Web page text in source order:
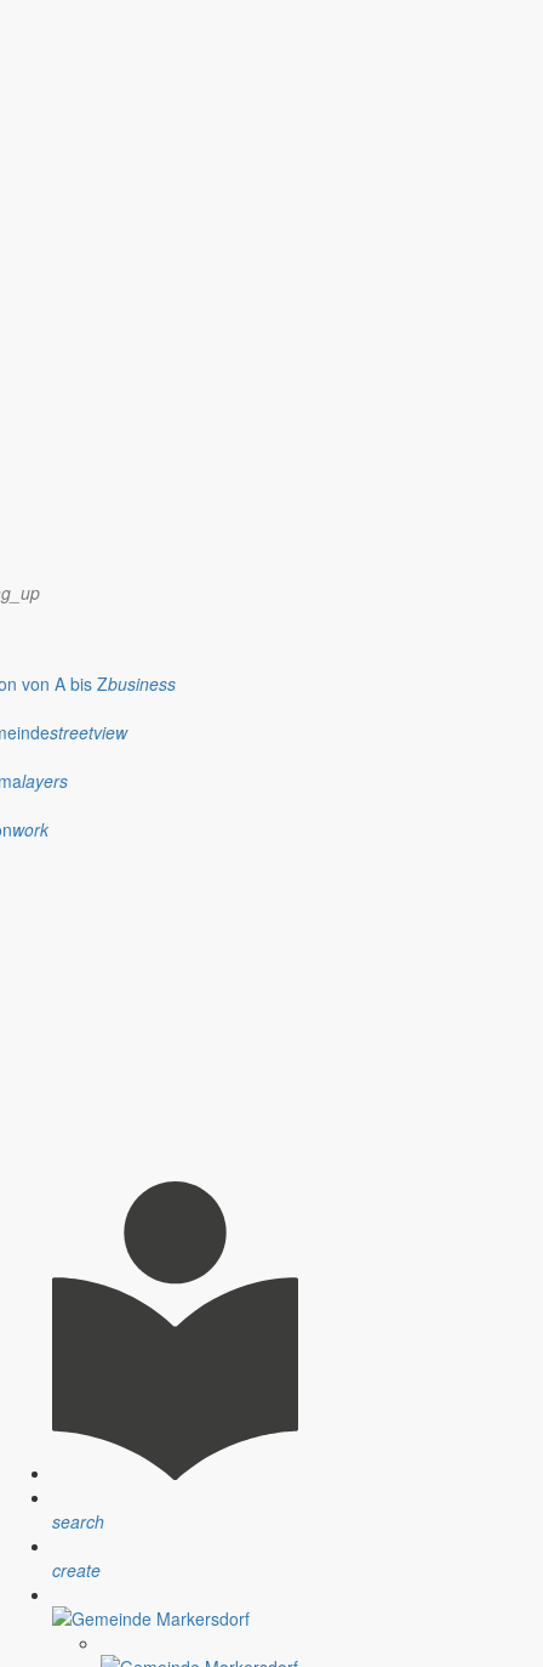
von A bis Zbusiness
streetview
layers
work
search
create
sich informieren und bei verschiedenen Angeboten
Uhr zur Schnupper- und Spielstunde ein.
werden.